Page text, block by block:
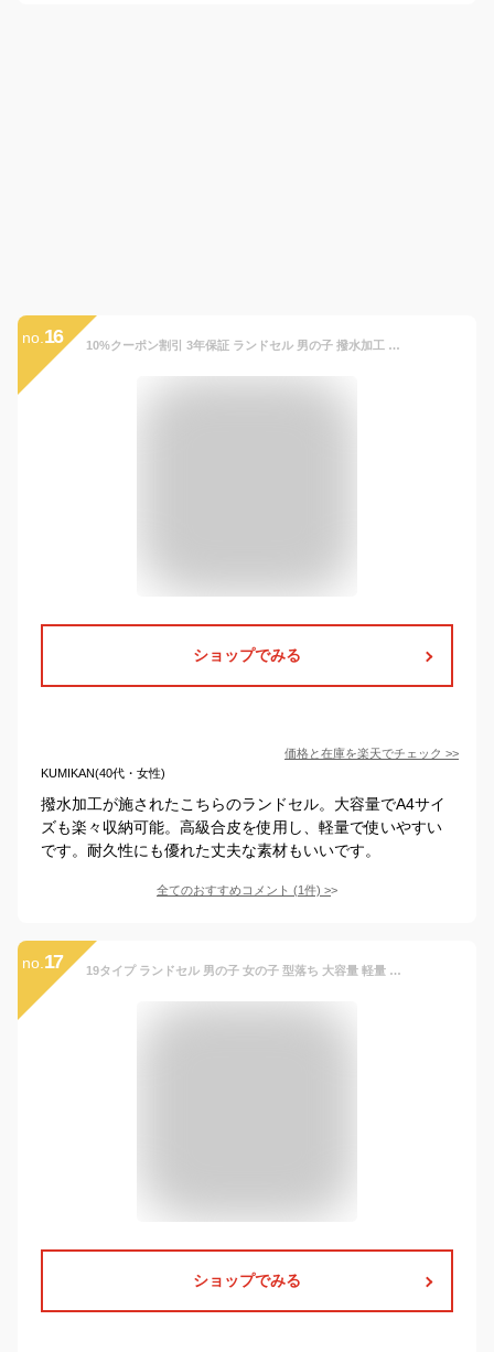
no. 16 10%クーポン割引 3年保証 ランドセル 男の子 撥水加工 ワイドサイズ 大容量 軽量 高級合皮 大容量A4フラットファイル対応 自動ロック 入学祝い ギフト 型落ち 入学 通学 小学生 バッグ リュック カバン キッズ 学生 プレゼント 軽い PU ブラック ブルー
ショップでみる
価格と在庫を楽天でチェック >>
KUMIKAN(40代・女性)
撥水加工が施されたこちらのランドセル。大容量でA4サイ
ズも楽々収納可能。高級合皮を使用し、軽量で使いやすい
です。耐久性にも優れた丈夫な素材もいいです。
全てのおすすめコメント (1件) >
no. 17 19タイプ ランドセル 男の子 女の子 型落ち 大容量 軽量 通学バッグ リュック おしゃれ 多機能 A4教科書 カバー付き ミニランドセル
ショップでみる